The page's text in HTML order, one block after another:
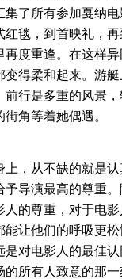
集了所有参加戛纳
红毯，到首映礼，
再度重逢。在这样
变得柔和起来。游
前行是多重的风景
角等着她偶遇。
从不缺的就是认
予导演最高的尊重
人的尊重，对于电
能让他们的呼吸更
是对电影人的最佳
的所有人致意的那